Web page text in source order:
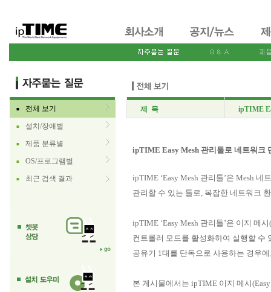
■ 전체 보기
■ 설치/장애별
■ 제품 분류별
■ OS/프로그램별
■ 최근 검색 결과
제 목 ipTIME
ipTIME Easy Mesh 관리툴로 네트워크
ipTIME ‘Easy Mesh 관리툴’은 Mesh
관리할 수 있는 툴로, 복잡한 네트워크
ipTIME ‘Easy Mesh 관리툴’은 이지 메
컨트롤러 모드를 활성화하여 실행할 수
공유기 1대를 단독으로 사용하는 경우
본 게시물에서는 ipTIME 이지 메시